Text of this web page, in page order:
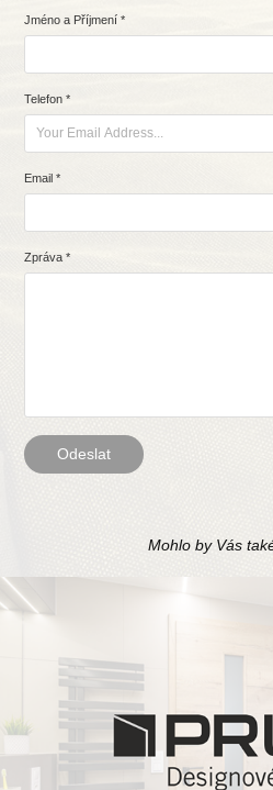
Jméno a Příjmení *
Telefon *
Email *
Zpráva *
Odeslat
Mohlo by Vás